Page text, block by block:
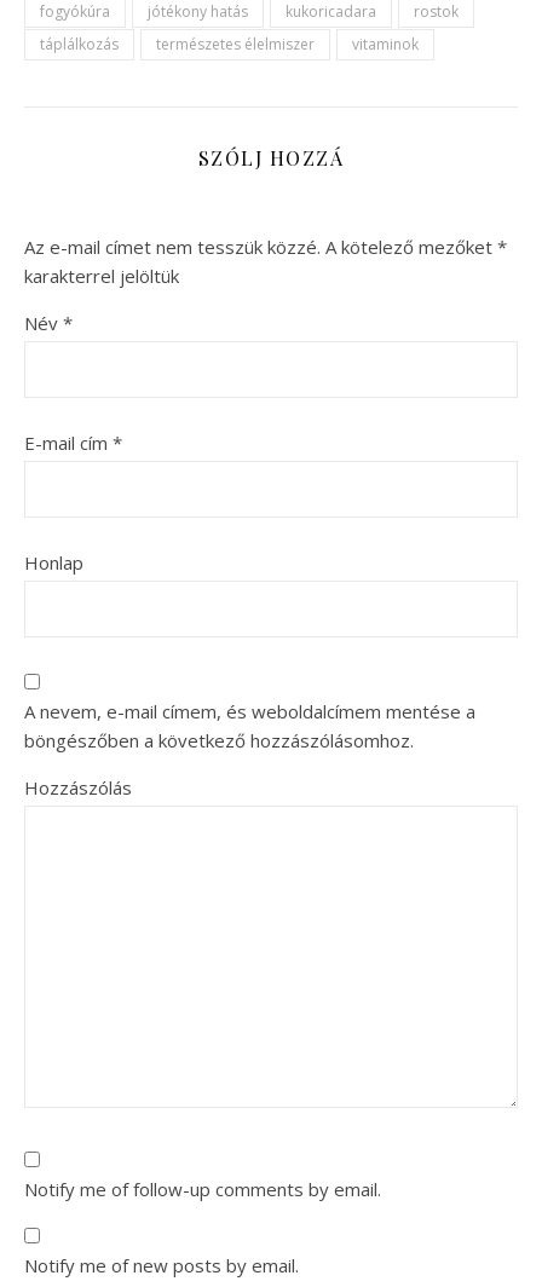
fogyókúra
jótékony hatás kukoricadara
rostok
táplálkozás
természetes élelmiszer vitaminok
SZÓLJ HOZZÁ
Az e-mail címet nem tesszük közzé. A kötelező mezőket *
karakterrel jelöltük
Név *
E-mail cím *
Honlap
A nevem, e-mail címem, és weboldalcímem mentése a
böngészőben a következő hozzászólásomhoz.
Hozzászólás
Notify me of follow-up comments by email.
Notify me of new posts by email.